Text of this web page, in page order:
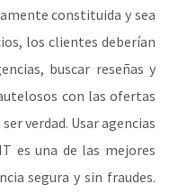
constituida y sea
los clientes deberían
buscar reseñas y
con las ofertas
verdad. Usar agencias
es una de las mejores
segura y sin fraudes.